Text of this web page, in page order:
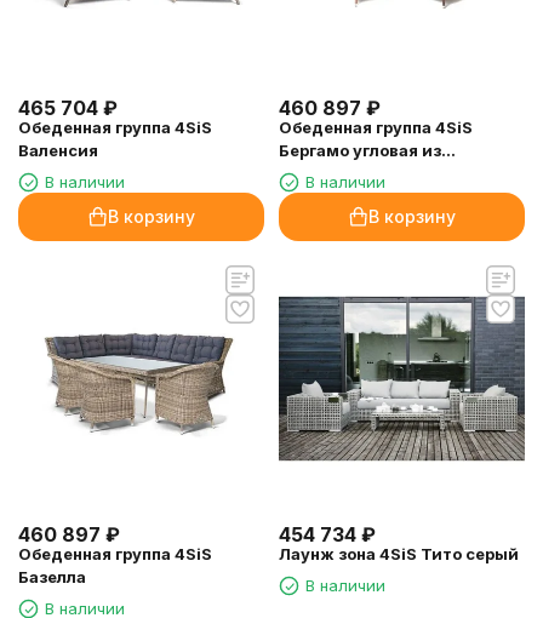
465 704 ₽
Обеденная группа 4SiS
Валенсия
В наличии
В корзину
460 897 ₽
Обеденная группа 4SiS
Бергамо угловая из
искусственного ротанга,
цвет коричневый
В наличии
В корзину
460 897 ₽
Обеденная группа 4SiS
Базелла
В наличии
454 734 ₽
Лаунж зона 4SiS Тито серый
В наличии